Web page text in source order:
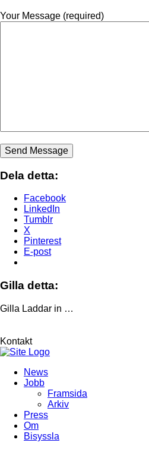
Your Message (required)
Dela detta:
Facebook
LinkedIn
Tumblr
X
Pinterest
E-post
Gilla detta:
Gilla Laddar in …
Kontakt
News
Jobb
Framsida
Arkiv
Press
Om
Bisyssla